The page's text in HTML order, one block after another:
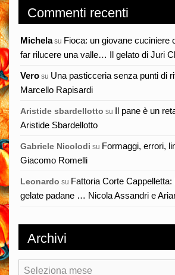
Commenti recenti
Michelasu Fioca: un giovane cuciniere
far rilucere una valle… Il gelato di Juri
Vero su Una pasticceria senza punti di
Marcello Rapisardi
Aristide sbardellotto su
Il pane è un
Aristide Sbardellotto
Gabriele Nicolodi su Formaggi, errori,
Giacomo Romelli
Leonardo su Fattoria Corte
gelate padane … Nicola Assandri e
Archivi
Archivi